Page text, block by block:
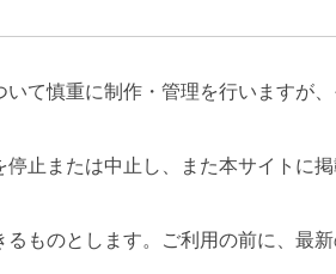
て慎重に制作・管理を行いますが
止または中止し、また本サイトに
ものとします。ご利用の前に、最